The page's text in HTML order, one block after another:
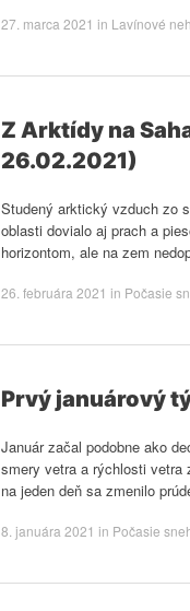
27. marca 2021 in Lavínové
Z Arktídy na
26.02.2021)
Studený arktický vzduch zo
oblasti dovialo aj prach a
horizontom, ale na zem
26. februára 2021 in Počasie
Prvý januárový
Január začal podobne ako
smery vetra a rýchlosti vetra
na jeden deň sa zmenilo
8. januára 2021 in Počasie